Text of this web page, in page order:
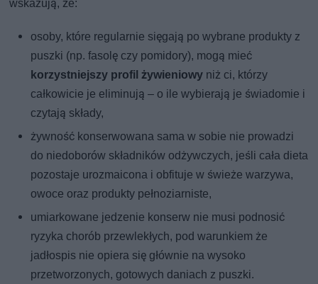
wskazują, że:
osoby, które regularnie sięgają po wybrane produkty z
puszki (np. fasolę czy pomidory), mogą mieć
korzystniejszy profil żywieniowy niż ci, którzy
całkowicie je eliminują – o ile wybierają je świadomie i
czytają składy,
żywność konserwowana sama w sobie nie prowadzi
do niedoborów składników odżywczych, jeśli cała dieta
pozostaje urozmaicona i obfituje w świeże warzywa,
owoce oraz produkty pełnoziarniste,
umiarkowane jedzenie konserw nie musi podnosić
ryzyka chorób przewlekłych, pod warunkiem że
jadłospis nie opiera się głównie na wysoko
przetworzonych, gotowych daniach z puszki.